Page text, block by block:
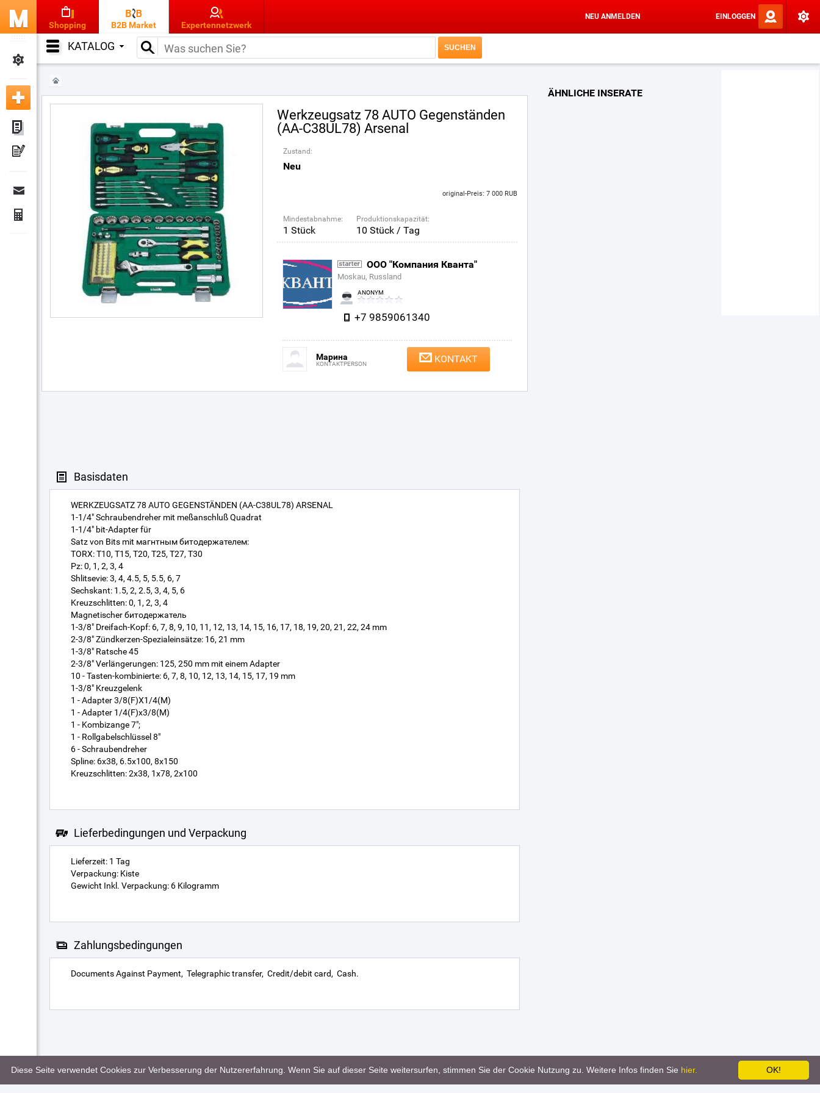
Shopping B2B Market Expertennetzwerk
NEU ANMELDEN EINLOGGEN
KATALOG
Werkzeugsatz 78 AUTO Gegenständen
(AA-C38UL78) Arsenal
Zustand:
Neu
original-Preis: 7 000 RUB
Mindestabnahme:
1 Stück
Produktionskapazität:
10 Stück / Tag
ООО "Компания Кванта"
Moskau, Russland
ANONYM
+7 9859061340
Марина
KONTAKTPERSON KONTAKT
Basisdaten
WERKZEUGSATZ 78 AUTO GEGENSTÄNDEN (AA-C38UL78) ARSENAL
1-1/4" Schraubendreher mit meßanschluß Quadrat
1-1/4" bit-Adapter für
Satz von Bits mit магнтным битодержателем:
TORX: T10, T15, T20, T25, T27, T30
Pz: 0, 1, 2, 3, 4
Shlitsevie: 3, 4, 4.5, 5, 5.5, 6, 7
Sechskant: 1.5, 2, 2.5, 3, 4, 5, 6
Kreuzschlitten: 0, 1, 2, 3, 4
Magnetischer битодержатель
1-3/8" Dreifach-Kopf: 6, 7, 8, 9, 10, 11, 12, 13, 14, 15, 16, 17, 18, 19, 20, 21, 22, 24 mm
2-3/8" Zündkerzen-Spezialeinsätze: 16, 21 mm
1-3/8" Ratsche 45
2-3/8" Verlängerungen: 125, 250 mm mit einem Adapter
10 - Tasten-kombinierte: 6, 7, 8, 10, 12, 13, 14, 15, 17, 19 mm
1-3/8" Kreuzgelenk
1 - Adapter 3/8(F)X1/4(M)
1 - Adapter 1/4(F)x3/8(M)
1 - Kombizange 7";
1 - Rollgabelschlüssel 8"
6 - Schraubendreher
Spline: 6x38, 6.5x100, 8x150
Kreuzschlitten: 2x38, 1x78, 2x100
Lieferbedingungen und Verpackung
Lieferzeit: 1 Tag
Verpackung: Kiste
Gewicht Inkl. Verpackung: 6 Kilogramm
Zahlungsbedingungen
Documents Against Payment Telegraphic transfer Credit/debit card Cash
ÄHNLICHE INSERATE
OK!
Diese Seite verwendet Cookies zur Verbesserung der Nutzererfahrung. Wenn Sie auf dieser Seite weitersurfen, stimmen Sie der Cookie Nutzung zu. Weitere Infos finden Sie hier.